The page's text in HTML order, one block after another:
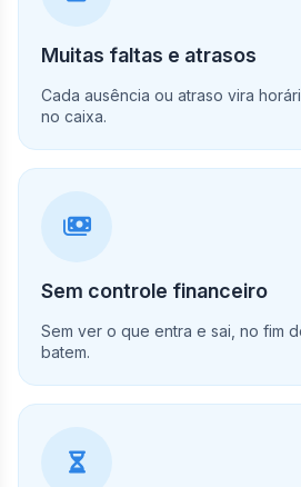
Muitas faltas e atrasos
Cada ausência ou atraso vira
no caixa.
Sem controle financeiro
Sem ver o que entra e sai, no fim
batem.